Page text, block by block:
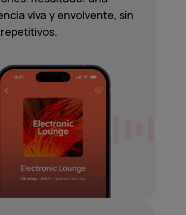
viva y envolvente, sin